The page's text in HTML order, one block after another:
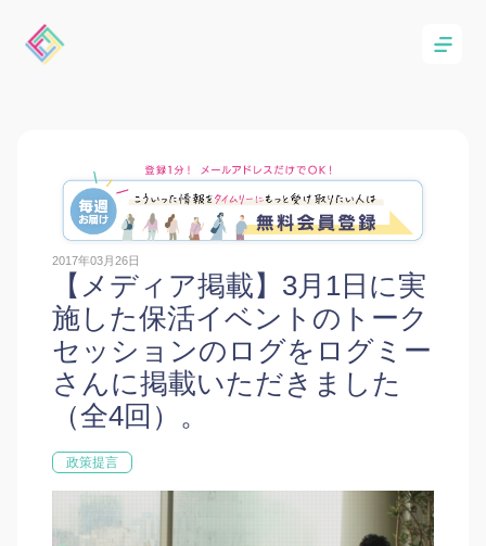
2017年03月26日
【メディア掲載】3月1日に実
施した保活イベントのトーク
セッションのログをログミー
さんに掲載いただきました
（全4回）。
政策提言